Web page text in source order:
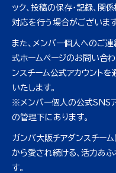
ック、投稿の保存・記録、関
対応を行う場合がございます
また、メンバー個人へのご
式ホームページのお問い合
ンスチーム公式アカウント
いたします。
※メンバー個人の公式SNS
の管理下にあります。
ガンバ大阪チアダンスチー
から愛され続ける、活力あ
す。